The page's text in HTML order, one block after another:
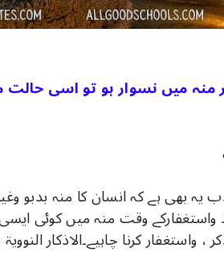
میں نسوار ہو تو اسی حالت
یہ بھی ہے کہ انسان کا منہ بدبو
واستغفارکے وقت منہ میں کوئی
کرنا چاہیے۔الاذکار